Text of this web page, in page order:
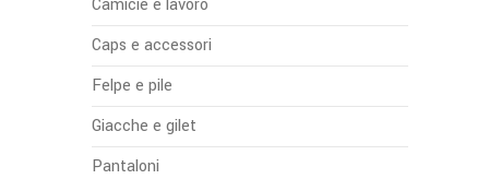
Camicie e lavoro
Caps e accessori
Felpe e pile
Giacche e gilet
Pantaloni